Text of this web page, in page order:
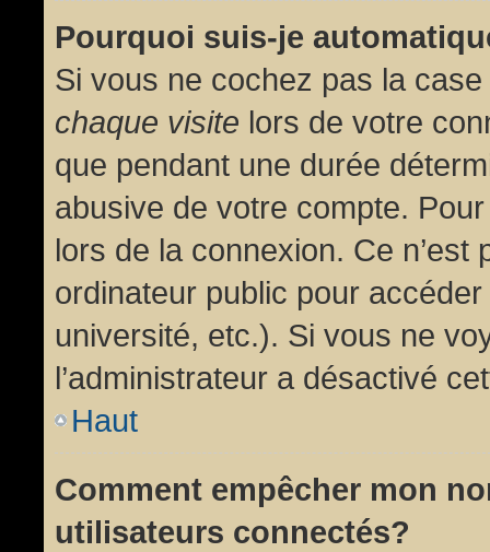
Pourquoi suis-je
Si vous ne cochez pas la case
chaque visite lors de votre
que pendant une durée
abusive de votre compte.
lors de la connexion. Ce
ordinateur public pour
université, etc.). Si vous ne
l’administrateur a désactivé
Haut
Comment empêcher mon
utilisateurs connectés?